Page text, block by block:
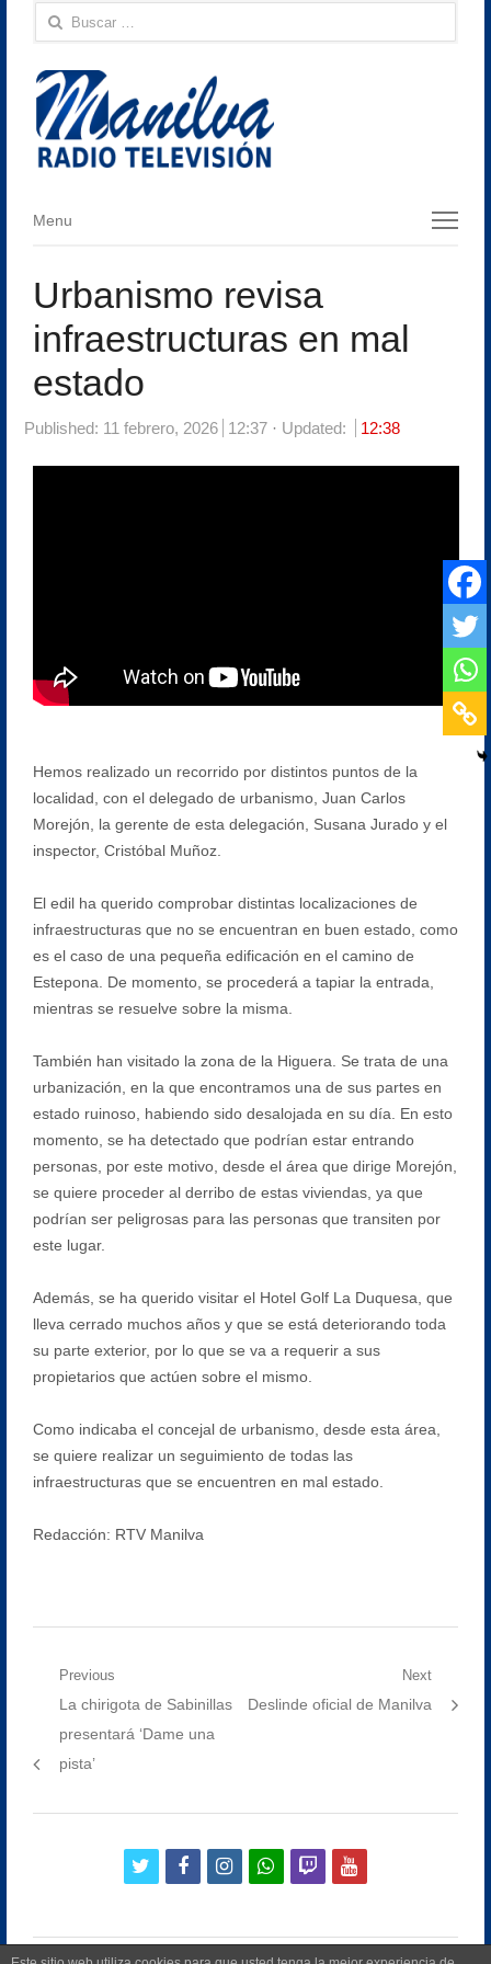
Buscar:
Menu
Menu
Urbanismo revisa
infraestructuras en mal
estado
Published: 11 febrero, 2026 12:37 Updated: 12:38
Hemos realizado un recorrido por distintos puntos de la
localidad, con el delegado de urbanismo, Juan Carlos
Morejón, la gerente de esta delegación, Susana Jurado y el
inspector, Cristóbal Muñoz.
El edil ha querido comprobar distintas localizaciones de
infraestructuras que no se encuentran en buen estado, como
es el caso de una pequeña edificación en el camino de
Estepona. De momento, se procederá a tapiar la entrada,
mientras se resuelve sobre la misma.
También han visitado la zona de la Higuera. Se trata de una
urbanización, en la que encontramos una de sus partes en
estado ruinoso, habiendo sido desalojada en su día. En esto
momento, se ha detectado que podrían estar entrando
personas, por este motivo, desde el área que dirige Morejón,
se quiere proceder al derribo de estas viviendas, ya que
podrían ser peligrosas para las personas que transiten por
este lugar.
Además, se ha querido visitar el Hotel Golf La Duquesa, que
lleva cerrado muchos años y que se está deteriorando toda
su parte exterior, por lo que se va a requerir a sus
propietarios que actúen sobre el mismo.
Como indicaba el concejal de urbanismo, desde esta área,
se quiere realizar un seguimiento de todas las
infraestructuras que se encuentren en mal estado.
Redacción: RTV Manilva
Navegación
entradas
Previous
Previous
post:
La chirigota de Sabinillas
presentará ‘Dame una
pista’
Next
Next
Deslinde oficial de Manilva
twitterfacebookinstagramwhatsapp
twitchyoutube